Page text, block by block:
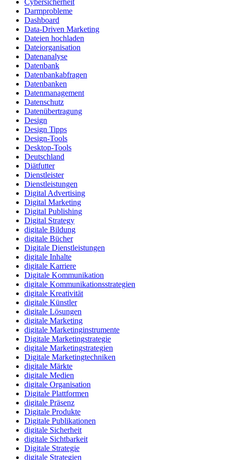
Darmprobleme
Dashboard
Data-Driven Marketing
Dateien hochladen
Dateiorganisation
Datenanalyse
Datenbank
Datenbankabfragen
Datenbanken
Datenmanagement
Datenschutz
Datenübertragung
Design
Design Tipps
Design-Tools
Desktop-Tools
Deutschland
Diätfutter
Dienstleister
Dienstleistungen
Digital Advertising
Digital Marketing
Digital Publishing
Digital Strategy
digitale Bildung
digitale Bücher
Digitale Dienstleistungen
digitale Inhalte
digitale Karriere
Digitale Kommunikation
digitale Kommunikationsstrategien
digitale Kreativität
digitale Künstler
digitale Lösungen
digitale Marketing
digitale Marketinginstrumente
Digitale Marketingstrategie
digitale Marketingstrategien
Digitale Marketingtechniken
digitale Märkte
digitale Medien
digitale Organisation
Digitale Plattformen
digitale Präsenz
Digitale Produkte
Digitale Publikationen
digitale Sicherheit
digitale Sichtbarkeit
Digitale Strategie
digitale Strategien